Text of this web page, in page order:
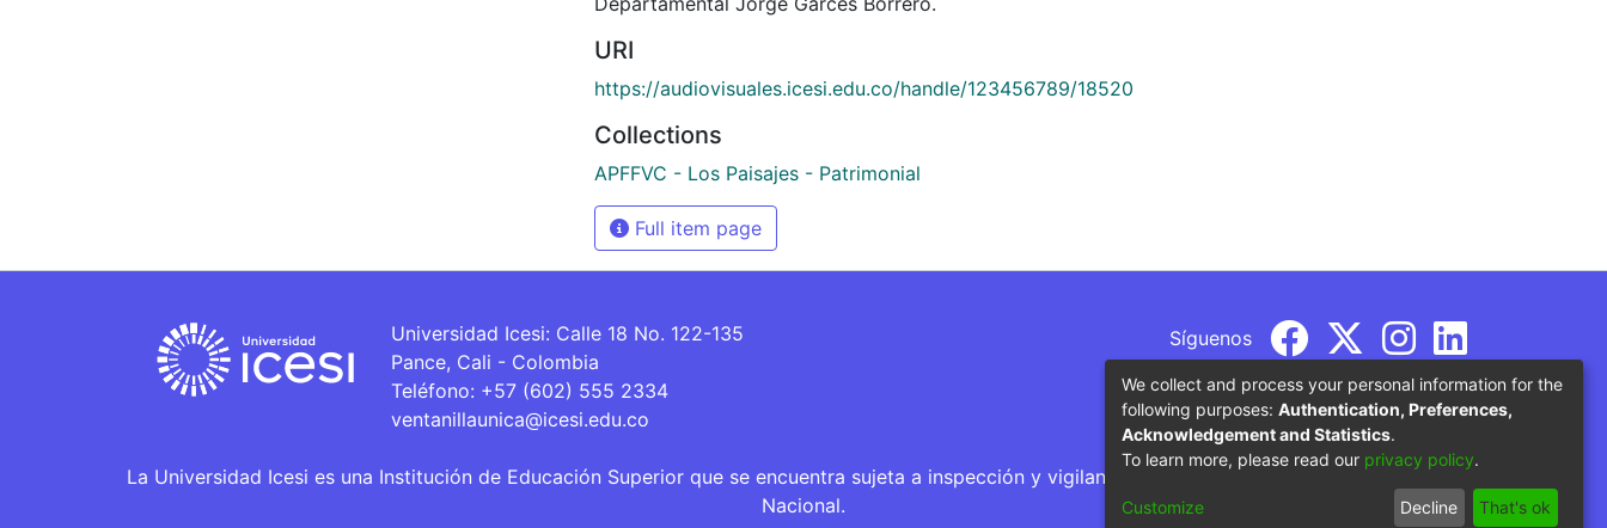
URI
https://audiovisuales.icesi.edu.co/handle/123456789/18520
Collections
APFFVC - Los Paisajes - Patrimonial
Full item page
Universidad Icesi: Calle 18 No. 122-135
Pance, Cali - Colombia
Teléfono: +57 (602) 555 2334
ventanillaunica@icesi.edu.co
Síguenos
La Universidad Icesi es una Institución de Educación Superior que se encuentra sujeta a inspección y vigilancia por parte del Ministerio de Educación
Nacional.
We collect and process your personal information for the
following purposes: Authentication, Preferences,
Acknowledgement and Statistics.
To learn more, please read our privacy policy.
Customize Decline That's ok